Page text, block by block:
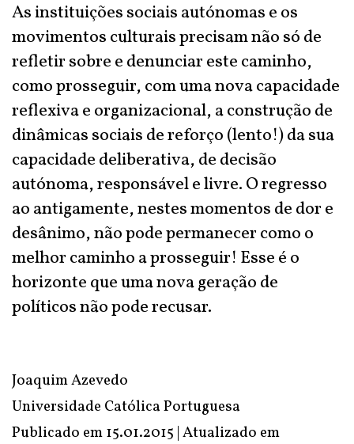
As instituições sociais autónomas e os
movimentos culturais precisam não só de
refletir sobre e denunciar este caminho,
como prosseguir, com uma nova capacidade
reflexiva e organizacional, a construção de
dinâmicas sociais de reforço (lento!) da sua
capacidade deliberativa, de decisão
autónoma, responsável e livre. O regresso
ao antigamente, nestes momentos de dor e
desânimo, não pode permanecer como o
melhor caminho a prosseguir! Esse é o
horizonte que uma nova geração de
políticos não pode recusar.
Joaquim Azevedo
Universidade Católica Portuguesa
Publicado em 15.01.2015 | Atualizado em